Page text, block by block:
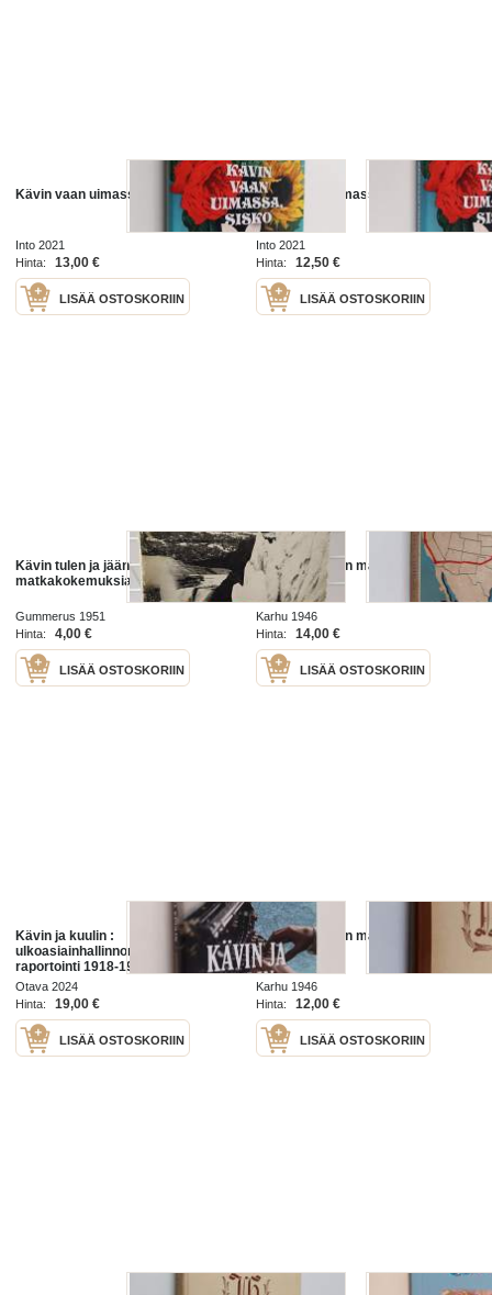
Kävin vaan uimassa, sisko (UUSI)
Into 2021
Hinta:
13,00 €
LISÄÄ OSTOSKORIIN
Kävin vaan uimassa, sisko
Into 2021
Hinta:
12,50 €
LISÄÄ OSTOSKORIIN
Kävin tulen ja jään maassa -
matkakokemuksia Islannista
Gummerus 1951
Hinta:
4,00 €
LISÄÄ OSTOSKORIIN
Kävin tähtilipun maassa
Karhu 1946
Hinta:
14,00 €
LISÄÄ OSTOSKORIIN
Kävin ja kuulin :
ulkoasiainhallinnon poliittinen
raportointi 1918-1933
Otava 2024
Hinta:
19,00 €
LISÄÄ OSTOSKORIIN
Kävin tähtilipun maassa
Karhu 1946
Hinta:
12,00 €
LISÄÄ OSTOSKORIIN